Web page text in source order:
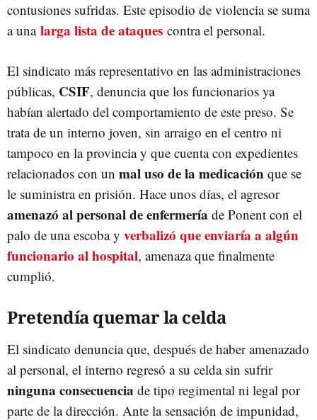
contusiones sufridas. Este episodio de violencia se suma
a una larga lista de ataques contra el personal.
El sindicato más representativo en las administraciones
públicas, CSIF, denuncia que los funcionarios ya
habían alertado del comportamiento de este preso. Se
trata de un interno joven, sin arraigo en el centro ni
tampoco en la provincia y que cuenta con expedientes
relacionados con un mal uso de la medicación que se
le suministra en prisión. Hace unos días, el agresor
amenazó al personal de enfermería de Ponent con el
palo de una escoba y verbalizó que enviaría a algún
funcionario al hospital, amenaza que finalmente
cumplió.
Pretendía quemar la celda
El sindicato denuncia que, después de haber amenazado
al personal, el interno regresó a su celda sin sufrir
ninguna consecuencia de tipo regimental ni legal por
parte de la dirección. Ante la sensación de impunidad,